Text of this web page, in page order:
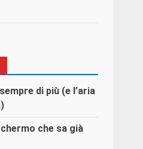
di più (e l’aria
che sa già